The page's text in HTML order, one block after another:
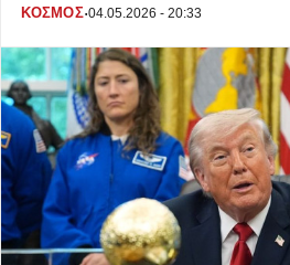
ΚΟΣΜΟΣ·04.05.2026 - 20:33